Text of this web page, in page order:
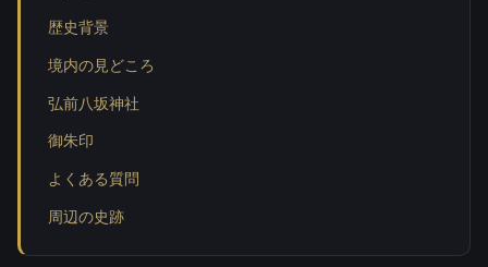
歴史背景
境内の見どころ
弘前八坂神社
御朱印
よくある質問
周辺の史跡